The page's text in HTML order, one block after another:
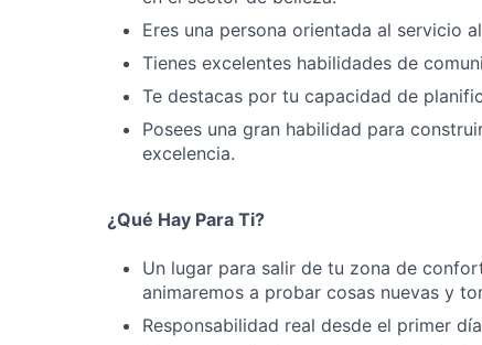
Eres una persona orientada al servicio
Tienes excelentes habilidades de
Te destacas por tu capacidad de
Posees una gran habilidad para
excelencia.
¿Qué Hay Para Ti?
Un lugar para salir de tu zona de
animaremos a probar cosas nuevas y
Responsabilidad real desde el primer